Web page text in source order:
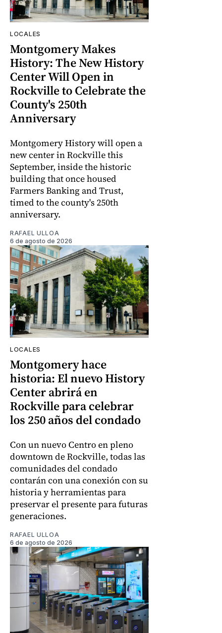
LOCALES
Montgomery Makes
History: The New History
Center Will Open in
Rockville to Celebrate the
County's 250th
Anniversary
Montgomery History will open a
new center in Rockville this
September, inside the historic
building that once housed
Farmers Banking and Trust,
timed to the county's 250th
anniversary.
RAFAEL ULLOA
6 de agosto de 2026
LOCALES
Montgomery hace
historia: El nuevo History
Center abrirá en
Rockville para celebrar
los 250 años del condado
Con un nuevo Centro en pleno
downtown de Rockville, todas las
comunidades del condado
contarán con una conexión con su
historia y herramientas para
preservar el presente para futuras
generaciones.
RAFAEL ULLOA
6 de agosto de 2026